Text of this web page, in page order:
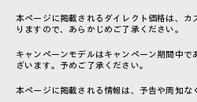
本ページに掲載されるダイレクト価格は、カ
りますので、あらかじめご了承ください。
キャンペーンモデルはキャンペーン期間中
ざいます。予めご了承ください。
本ページに掲載される情報は、予告や周知な